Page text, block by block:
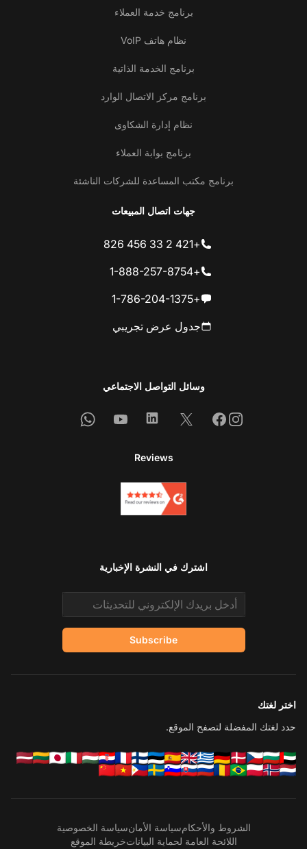
برنامج خدمة العملاء
نظام هاتف VoIP
برنامج الخدمة الذاتية
برنامج مركز الاتصال الوارد
نظام إدارة الشكاوى
برنامج بوابة العملاء
برنامج مكتب المساعدة للشركات الناشئة
جهات اتصال المبيعات
+421 2 33 456 826
+1-888-257-8754
+1-786-204-1375
جدول عرض تجريبي
وسائل التواصل الاجتماعي
Instagram
Facebook
X
Linkedin
Youtube
Whatsapp
Reviews
اشترك في النشرة الإخبارية
Email address
Subscribe
اختر لغتك
حدد لغتك المفضلة لتصفح الموقع.
الشروط والأحكامسياسة الأمانسياسة الخصوصية
اللائحة العامة لحماية البياناتخريطة الموقع